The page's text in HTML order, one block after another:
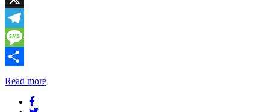
X
Telegram
Message
Share
Read more